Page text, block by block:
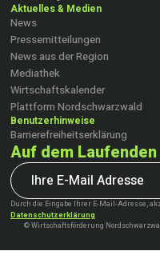
Aktuelles & Medien
News
Pressemitteilungen
News aus der Region
Mediathek
Wirtschaftskalender
Plattform Nordschwarzwald
Benutzerhinweise
Barrierefreiheitserklärung
Auf dem
Durch die Eingabe Ihrer E-Mail-Adresse,
Datenschutzerklärung
© Wirtschaftsförderung